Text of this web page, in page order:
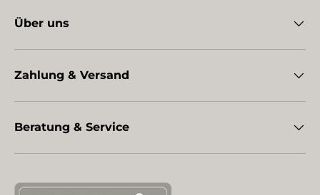
Über uns
Zahlung & Versand
Beratung & Service